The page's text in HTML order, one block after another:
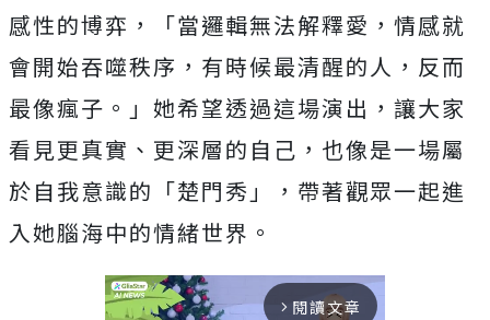
感性的博弈，「當邏輯無法解釋愛， 情感就
會開始吞噬秩序，有時候最清醒的人，反而
最像瘋子。」 她希望透過這場演出，讓大家
看見更真實、更深層的自己， 也像是一場屬
於自我意識的「楚門秀」， 帶著觀眾一起進
入她腦海中的情緒世界。
arrow_forward_ios 閱讀文章